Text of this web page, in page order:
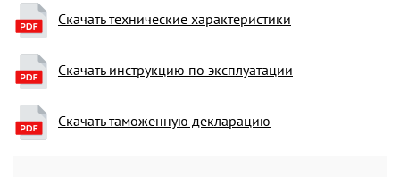
Скачать технические характеристики
Скачать инструкцию по эксплуатации
Скачать таможенную декларацию